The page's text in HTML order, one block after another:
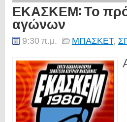
ΕΚΑΣΚΕΜ: Το
αγώνων
9:30 π.μ. ΜΠΑΣΚΕΤ,